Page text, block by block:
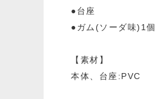
●台座
●ガム(ソーダ味)1個
【素材】
本体、台座:PVC